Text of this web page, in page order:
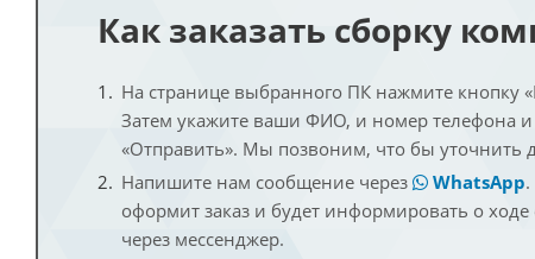
Как заказать сборку
На странице выбранного ПК нажмите кнопку
Затем укажите ваши ФИО, и номер телефона
«Отправить». Мы позвоним, что бы уточнить
Напишите нам сообщение через
WhatsApp
оформит заказ и будет информировать о ходе
через мессенджер.